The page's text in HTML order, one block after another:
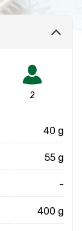
2
40 g
55 g
-
400 g